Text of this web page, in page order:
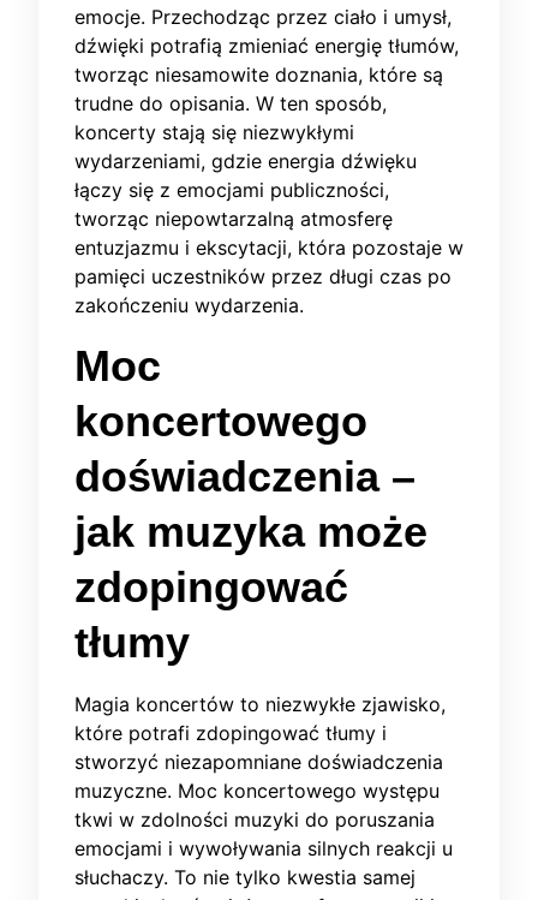
emocje. Przechodząc przez ciało i umysł,
dźwięki potrafią zmieniać energię tłumów,
tworząc niesamowite doznania, które są
trudne do opisania. W ten sposób,
koncerty stają się niezwykłymi
wydarzeniami, gdzie energia dźwięku
łączy się z emocjami publiczności,
tworząc niepowtarzalną atmosferę
entuzjazmu i ekscytacji, która pozostaje w
pamięci uczestników przez długi czas po
zakończeniu wydarzenia.
Moc
koncertowego
doświadczenia –
jak muzyka może
zdopingować
tłumy
Magia koncertów to niezwykłe zjawisko,
które potrafi zdopingować tłumy i
stworzyć niezapomniane doświadczenia
muzyczne. Moc koncertowego występu
tkwi w zdolności muzyki do poruszania
emocjami i wywoływania silnych reakcji u
słuchaczy. To nie tylko kwestia samej